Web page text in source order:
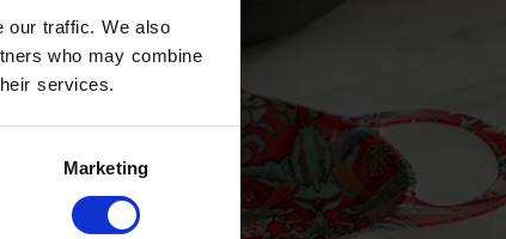
our traffic. We also
who may combine
services.
Marketing